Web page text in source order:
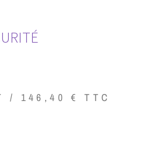
/ 146,40€ TTC